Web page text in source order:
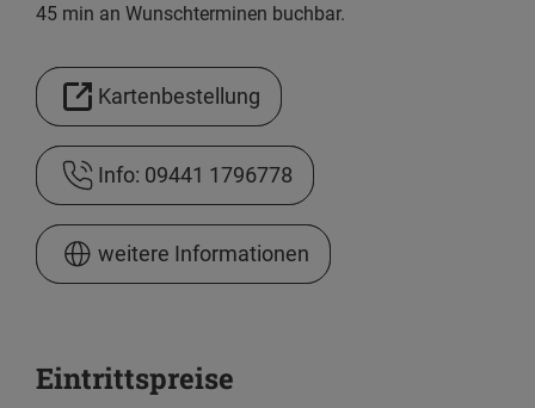
45 min an Wunschterminen buchbar.
Kartenbestellung
Info: 09441 1796778
weitere Informationen
Eintrittspreise